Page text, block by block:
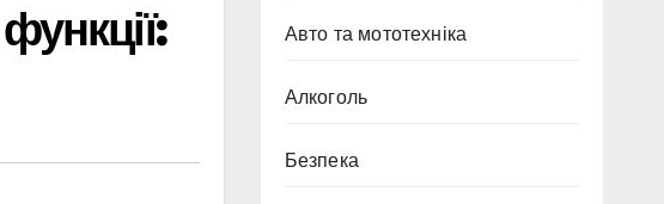
Авто та мототехніка
Алкоголь
Безпека